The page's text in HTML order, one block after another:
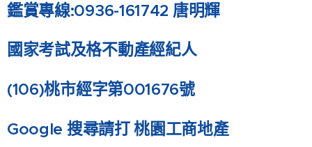
鑑賞專線:0936-161742 唐明輝
國家考試及格不動產經紀人
(106)桃市經字第001676號
Google 搜尋請打 桃園工商地產